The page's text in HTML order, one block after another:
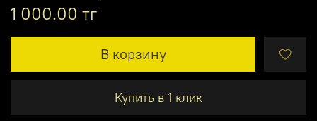
1 000.00 тг
В корзину
Купить в 1 клик